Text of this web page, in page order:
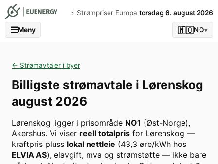
⚡️ Strømpriser Europa torsdag 6. august 2026
☰Meny 🇳🇴NO▾
← Strømavtaler i byer
Billigste strømavtale i Lørenskog
august 2026
Lørenskog ligger i prisområde NO1 (Øst-Norge),
Akershus. Vi viser reell totalpris for Lørenskog —
kraftpris pluss lokal nettleie (43,3 øre/kWh hos
ELVIA AS), elavgift, mva og strømstøtte — ikke bare